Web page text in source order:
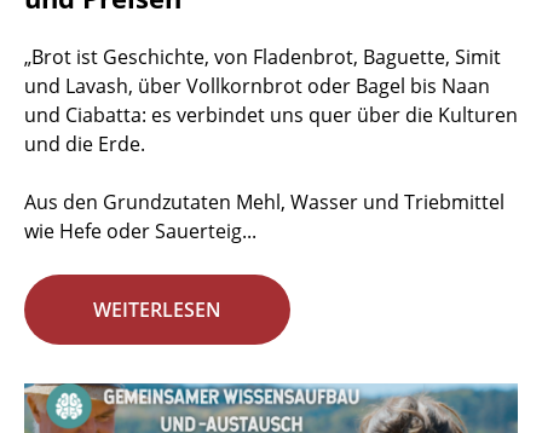
„Brot ist Geschichte, von Fladenbrot, Baguette, Simit
und Lavash, über Vollkornbrot oder Bagel bis Naan
und Ciabatta: es verbindet uns quer über die Kulturen
und die Erde.
Aus den Grundzutaten Mehl, Wasser und Triebmittel
wie Hefe oder Sauerteig...
WEITERLESEN